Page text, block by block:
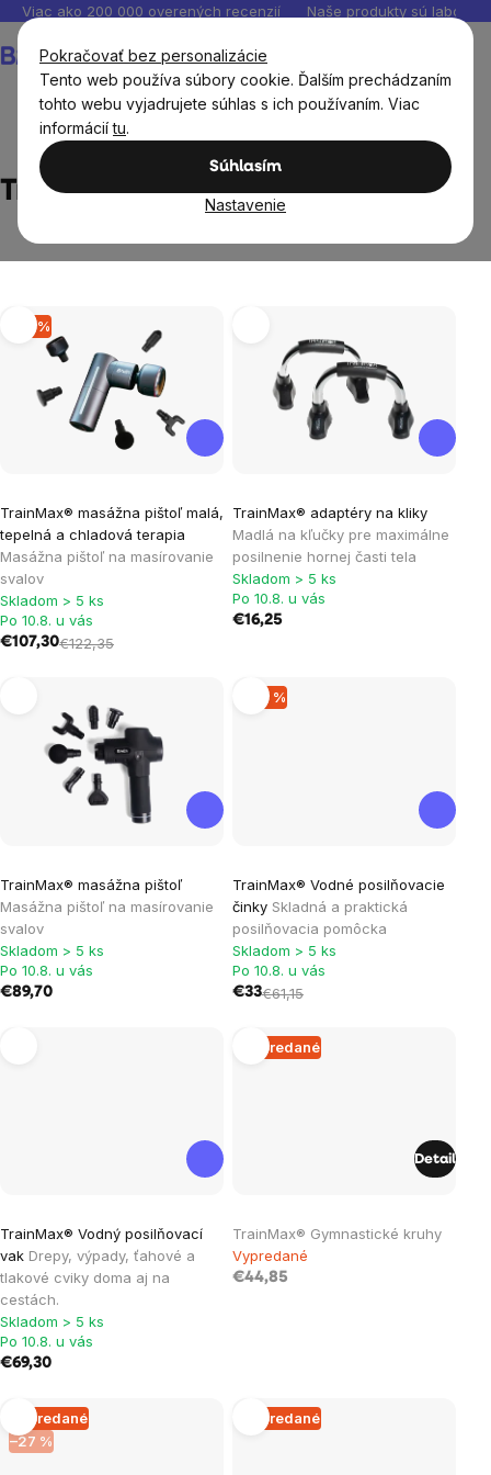
Pokračovať bez personalizácie
Tento web používa súbory cookie. Ďalším prechádzaním
tohto webu vyjadrujete súhlas s ich používaním. Viac
informáciítu.
Súhlasím
Nastavenie
Prejsť
obsah
Viac ako 200 000 overených recenzií Naše produkty sú
košík
TrainMax
TrainMax
Výpis
produktov
–12 %
TrainMax® masážna pištoľ malá,
tepelná a chladová terapia
Masážna pištoľ na masírovanie
svalov
Skladom > 5 ks
Po 10.8. u vás
€107,30€122,35
TrainMax® adaptéry na kliky
Madlá na kľučky pre maximálne
posilnenie hornej časti tela
Skladom > 5 ks
Po 10.8. u vás
€16,25
TrainMax® masážna pištoľ
Masážna pištoľ na masírovanie
svalov
hodnotenie
produktu
je
5,0
z
Skladom > 5 ks
Po 10.8. u vás
€89,70
–46 %
TrainMax® Vodné posilňovacie
činky Skladná a praktická
posilňovacia pomôcka
Skladom > 5 ks
Po 10.8. u vás
€33€61,15
TrainMax® Vodný posilňovací
vak Drepy, výpady, ťahové a
tlakové cviky doma aj na
cestách.
Skladom > 5 ks
Po 10.8. u vás
€69,30
Vypredané
TrainMax® Gymnastické kruhy
hodnotenie
produktu
hviezdičiek.
Vypredané
€44,85
Detail
Vypredané
–27 %
Vypredané